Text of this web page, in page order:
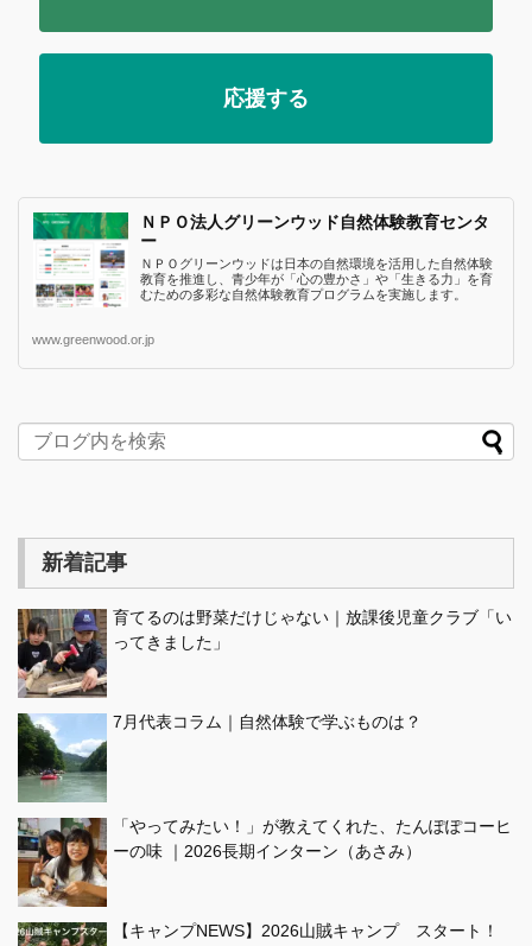
応援する
ＮＰＯ法人グリーンウッド自然体験教育センタ
ー
ＮＰＯグリーンウッドは日本の自然環境を活用した自然体験
教育を推進し、青少年が「心の豊かさ」や「生きる力」を育
むための多彩な自然体験教育プログラムを実施します。
www.greenwood.or.jp
新着記事
育てるのは野菜だけじゃない｜放課後児童クラブ「い
ってきました」
7月代表コラム｜自然体験で学ぶものは？
「やってみたい！」が教えてくれた、たんぽぽコーヒ
ーの味 ｜2026長期インターン（あさみ）
【キャンプNEWS】2026山賊キャンプ スタート！